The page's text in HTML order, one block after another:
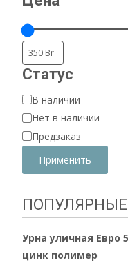
Статус
Доступность
В наличии
Нет в наличии
Предзаказ
Применить
Урна уличная Евро
цинк полимер